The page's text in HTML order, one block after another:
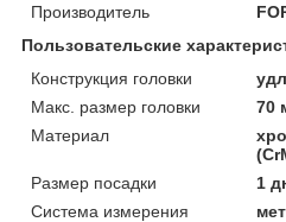
Производитель
Пользовательские
Конструкция головки
Макс. размер головки
70
Материал
Размер посадки
1
Система измерения